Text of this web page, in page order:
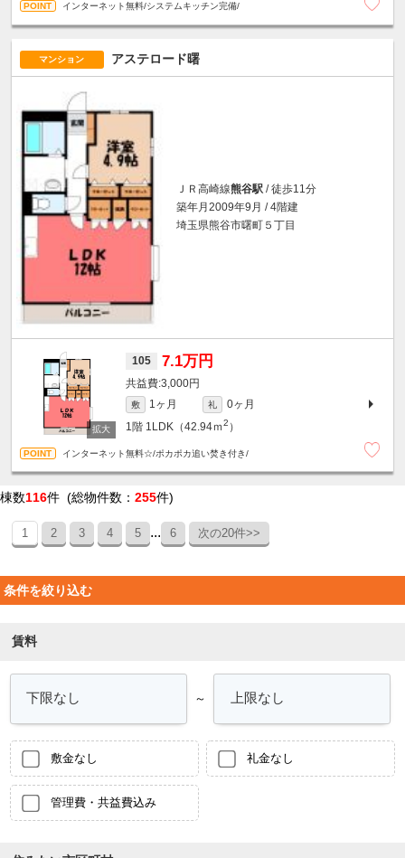
インターネット無料/システムキッチン完備/
マンション アステロード曙
ＪＲ高崎線熊谷駅 / 徒歩11分
築年月2009年9月 / 4階建
埼玉県熊谷市曙町５丁目
105 7.1万円
3,000円
敷 1ヶ月 礼
0ヶ月
1階 1LDK（42.94ｍ2 ）
インターネット無料☆/ポカポカ追い焚き付き/
棟数116件 (総物件数： 255件)
1 2 3 4 5 ... 6 次の20件>>
条件を絞り込む
賃料
～
敷金なし 礼金なし
管理費・共益費込み